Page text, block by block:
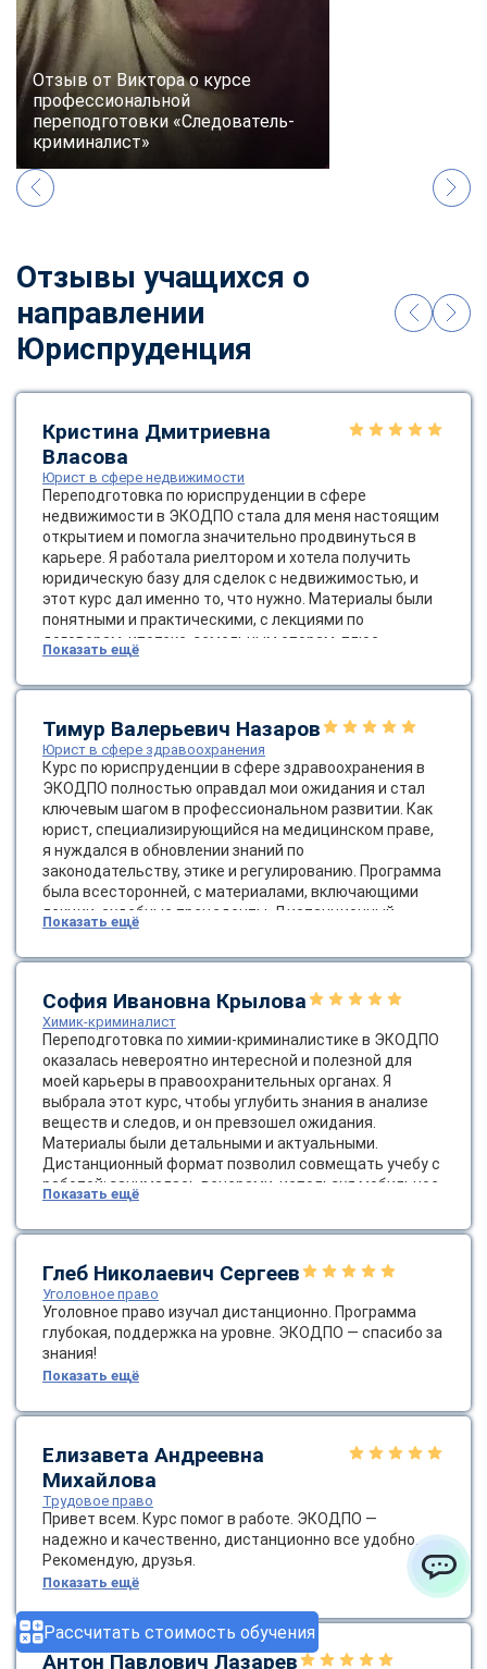
Рассчитать стоимость обучения
Отзыв от Виктора о курсе
профессиональной
переподготовки «Следователь-
криминалист»
Отзывы учащихся о
направлении
Юриспруденция
Кристина Дмитриевна
Власова
Юрист в сфере недвижимости
Переподготовка по юриспруденции в сфере
недвижимости в ЭКОДПО стала для меня настоящим
открытием и помогла значительно продвинуться в
карьере. Я работала риелтором и хотела получить
юридическую базу для сделок с недвижимостью, и
этот курс дал именно то, что нужно. Материалы были
понятными и практическими, с лекциями по
договорам, ипотеке, земельным спорам, плюс
инфографикой и кейс-стади из реальной практики.
Дистанционный формат сэкономил время и деньги:
командировках, с возможностью пересматривать
записи. После окончания я применила эти знания в
работе, успешно закрыв сложные сделки, и коллеги
отметили мой рост. ЭКОДПО — отличный выбор для
профессионалов в недвижимости, рекомендую всем,
кто хочет углубить юридические навыки без стресса!
Показать ещё
Тимур Валерьевич Назаров
Юрист в сфере здравоохранения
Курс по юриспруденции в сфере здравоохранения в
ЭКОДПО полностью оправдал мои ожидания и стал
ключевым шагом в профессиональном развитии. Как
юрист, специализирующийся на медицинском праве,
я нуждался в обновлении знаний по
законодательству, этике и регулированию. Программа
была всесторонней, с материалами, включающими
лекции, судебные прецеденты. Дистанционный
формат оказался идеальным: гибкий график позволил
учиться без отрыва от основной работы, с доступом
уже пригодился в консультациях клиентов, и я
чувствую себя увереннее в этой нише. Спасибо
ЭКОДПО за высокое качество образования —
рекомендую всем коллегам в медицинской
юриспруденции!
Показать ещё
София Ивановна Крылова
Химик-криминалист
Переподготовка по химии-криминалистике в ЭКОДПО
оказалась невероятно интересной и полезной для
моей карьеры в правоохранительных органах. Я
выбрала этот курс, чтобы углубить знания в анализе
веществ и следов, и он превзошел ожидания.
Материалы были детальными и актуальными.
Дистанционный формат позволил совмещать учебу с
работой: занималась вечерами, используя мобильное
приложение для доступа к контенту. Поддержка от
кураторов была отличной — они помогли с настройкой
применила новые знания в расследовании, что
повысило эффективность моей работы. Рекомендую
ЭКОДПО всем, кто интересуется криминалистикой —
это качественное и доступное образование!
Показать ещё
Глеб Николаевич Сергеев
Уголовное право
Уголовное право изучал дистанционно. Программа
глубокая, поддержка на уровне. ЭКОДПО — спасибо за
знания!
Показать ещё
Елизавета Андреевна
Михайлова
Трудовое право
Привет всем. Курс помог в работе. ЭКОДПО —
надежно и качественно, дистанционно все удобно.
Рекомендую, друзья.
Показать ещё
Антон Павлович Лазарев
ChatApp
Мессенджеры
Свяжитесь с нами через любой удобный мессенджер!
Telegram WhatsApp
Vkontakte